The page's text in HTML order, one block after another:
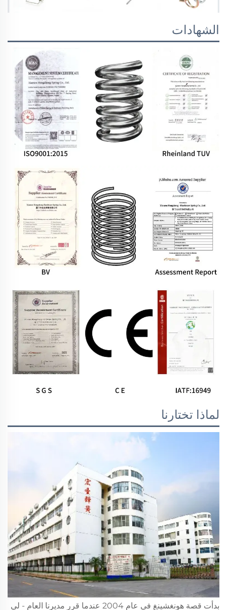
الشهادات
لماذا تختارنا
بدأت قصة هونغشينغ في عام 2004 عندما قرر مديرنا العام - لي